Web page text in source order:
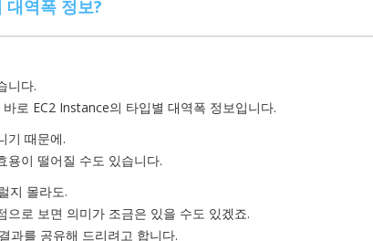
역폭 정보?
니다.
로 EC2 Instance의 타입별 대역폭 정보입니다.
기 때문에.
용이 떨어질 수도 있습니다.
지 몰라도.
으로 보면 의미가 조금은 있을 수도 있겠죠.
과를 공유해 드리려고 합니다.